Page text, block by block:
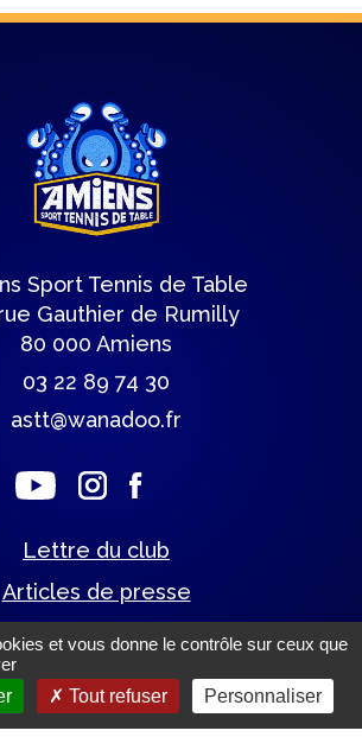
Sport Tennis de Table
Gauthier de Rumilly
80 000 Amiens
03 22 89 74 30
astt@wanadoo.fr
Lettre du club
Articles de presse
légales.
site éco-conçu par
et vous donne le contrôle sur ceux que
Tout refuser Personnaliser